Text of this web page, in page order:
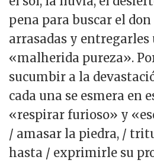
pena para buscar el
arrasadas y entregarles
«malherida pureza».
sucumbir a la
cada una se esmera en
«respirar furioso» y
/ amasar la piedra, /
hasta / exprimirle su